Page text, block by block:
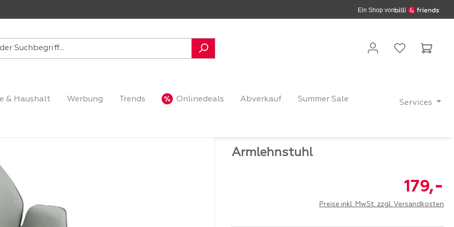
Ein Shop von
& Haushalt Werbung Trends Onlinedeals Abverkauf Summer Sale Services
Armlehnstuhl
179,-
Preise inkl. MwSt. zzgl. Versandkosten